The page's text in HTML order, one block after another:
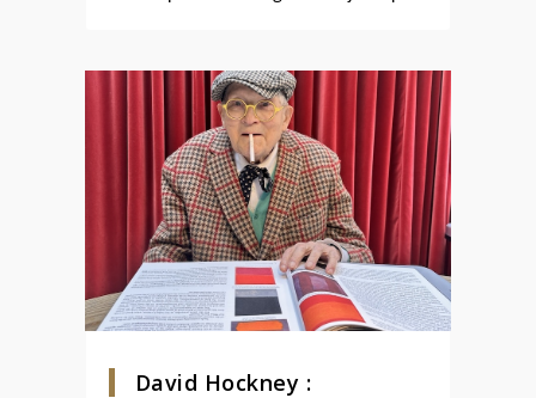
David Hockney :